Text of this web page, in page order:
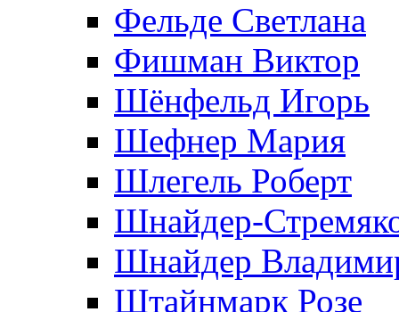
Фельде Светлана
Фишман Виктор
Шёнфельд Игорь
Шефнер Мария
Шлегель Роберт
Шнайдер-
Шнайдер
Штайнмарк Розe